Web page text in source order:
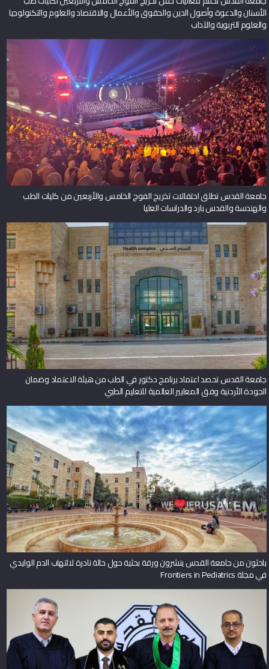
الأسنان والدعوة وأصول الدين والحقوق والأعمال والاقتصاد والعلوم والتكنولوجيا
والعلوم التربوية والآداب
جامعة القدس تطلق احتفالات تخريج الفوج الخامس والأربعين من كليات الطب
والهندسة والقدس بارد والدراسات العليا
جامعة القدس تحصد اعتماد برنامج دكتور في الطب من هيئة الاعتماد وضمان
الجودة الأردنية وفق المعايير العالمية للتعليم الطبي
باحثون من جامعة القدس ينشرون ورقة بحثية حول حالة نادرة لالتهاب الدم الوليدي
في مجلة Frontiers in Pediatrics